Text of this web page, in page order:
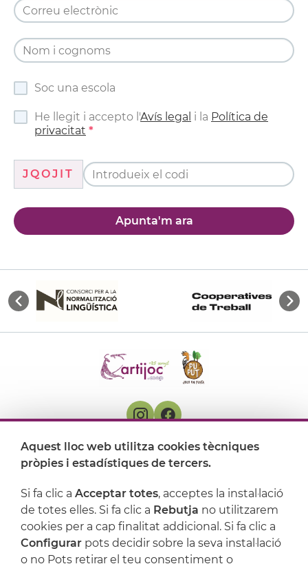
Soc una escola
He llegit i accepto l'Avís legal i la Política de
privacitat
JQOJIT
Apunta'm ara
On ens trobem
Suport
Aquest lloc web utilitza cookies tècniques
pròpies i estadístiques de tercers.
Si fa clic a Acceptar totes, acceptes la instal·lació
de totes elles. Si fa clic a Rebutja no utilitzarem
cookies per a cap finalitat addicional. Si fa clic a
Configurar pots decidir sobre la seva instal·lació
o no Pots retirar el teu consentiment o